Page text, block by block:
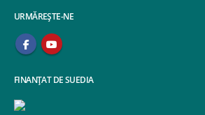
URMĂREȘTE-NE
FINANȚAT DE SUEDIA